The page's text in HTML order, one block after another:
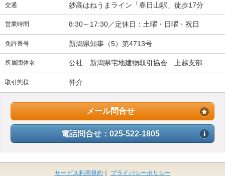
交通 妙高はねうまライン「春日山駅」徒歩17分
営業時間 8:30～17:30／定休日：土曜・日曜・祝日
免許番号 新潟県知事（5）第4713号
所属団体名 公社 新潟県宅地建物取引協会 上越支部
取引態様 仲介
メール問合せ
電話問合せ：025-522-1805
サービス利用規約｜ プライバシーポリシー